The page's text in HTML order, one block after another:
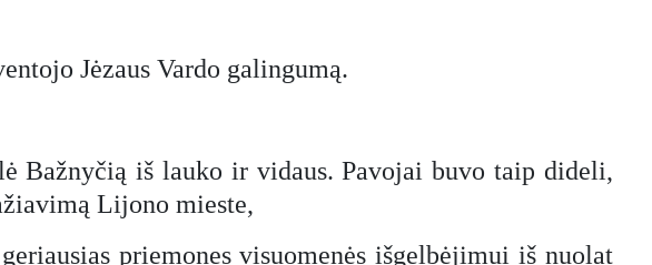
Jėzaus Vardo galingumą.
Bažnyčią iš lauko ir vidaus. Pavojai buvo taip dideli,
Lijono mieste,
priemones visuomenės išgelbėjimui iš nuolat